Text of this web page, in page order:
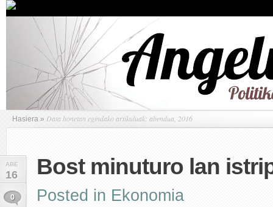
Hasiera » Data honetan egindako artikuluak: abendua, 2016
ABE
16
0
Bost minuturo lan
Posted in Ekonomia